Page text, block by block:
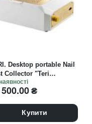
M) — це не
настільне
Desktop portable Nail
Collector "Teri
Витяжка
біла зі
₴
Купити